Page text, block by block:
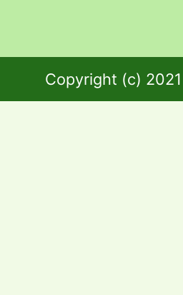
Copyright (c)